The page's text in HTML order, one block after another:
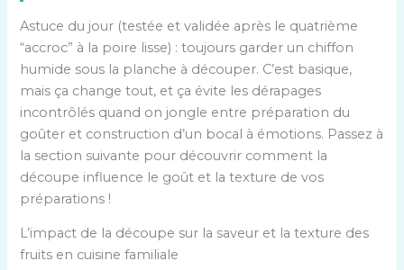
Astuce du jour (testée et validée après le quatrième
“accroc” à la poire lisse) : toujours garder un chiffon
humide sous la planche à découper. C’est basique,
mais ça change tout, et ça évite les dérapages
incontrôlés quand on jongle entre préparation du
goûter et construction d’un bocal à émotions. Passez à
la section suivante pour découvrir comment la
découpe influence le goût et la texture de vos
préparations !
L’impact de la découpe sur la saveur et la texture des
fruits en cuisine familiale